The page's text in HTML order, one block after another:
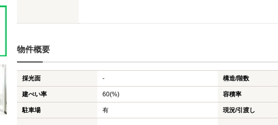
物件概要
採光面 - 構造/階数
建ぺい率 60(%) 容積率
駐車場 有 現況/引渡し